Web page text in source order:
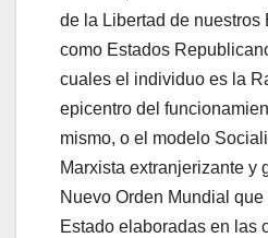
de la Libertad de nuestros
como Estados
cuales el individuo es la
epicentro del
mismo, o el modelo
Marxista extranjerizante y
Nuevo Orden Mundial
Estado elaboradas en las